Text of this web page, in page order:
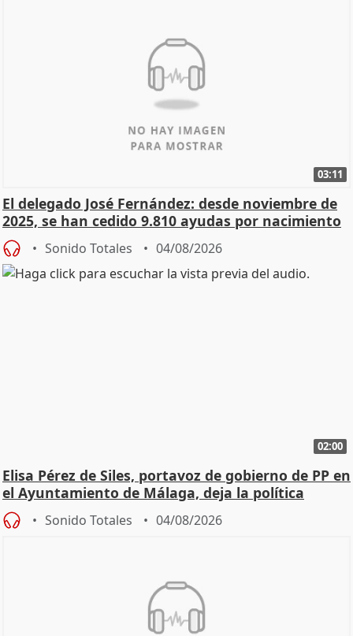
03:11
El delegado José Fernández: desde noviembre de
2025, se han cedido 9.810 ayudas por nacimiento
Sonido Totales 04/08/2026
02:00
Elisa Pérez de Siles, portavoz de gobierno de PP en
el Ayuntamiento de Málaga, deja la política
Sonido Totales 04/08/2026